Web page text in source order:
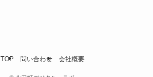
TOP 問い合わせ 会社概要